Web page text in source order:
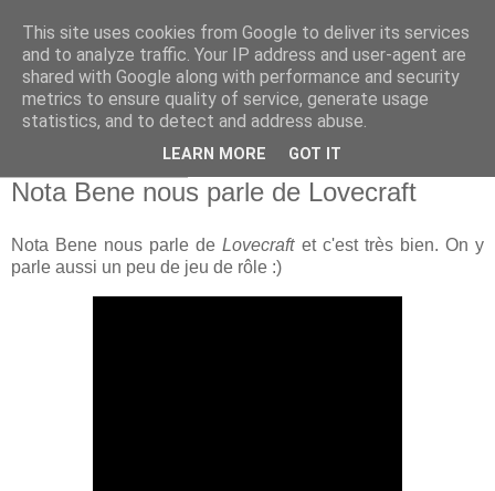
Nota Bene nous parle de Lovecraft
Nota Bene nous parle deLovecraft et c'est très bien. On y
parle aussi un peu de jeu de rôle :)
This site uses cookies from Google to deliver its services
and to analyze traffic. Your IP address and user-agent are
shared with Google along with performance and security
metrics to ensure quality of service, generate usage
statistics, and to detect and address abuse.
LEARN MORE GOT IT